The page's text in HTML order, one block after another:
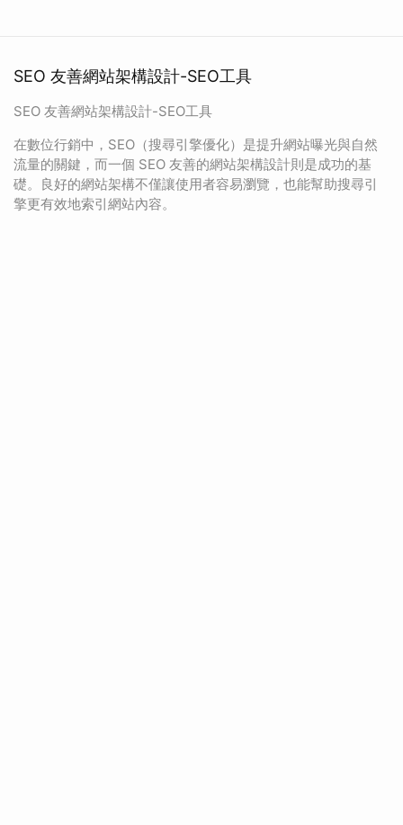
SEO 友善網站架構設計-SEO工具
SEO 友善網站架構設計-SEO工具
在數位行銷中，SEO（搜尋引擎優化）是提升網站曝光與自然
流量的關鍵，而一個 SEO 友善的網站架構設計則是成功的基
礎。良好的網站架構不僅讓使用者容易瀏覽，也能幫助搜尋引
擎更有效地索引網站內容。